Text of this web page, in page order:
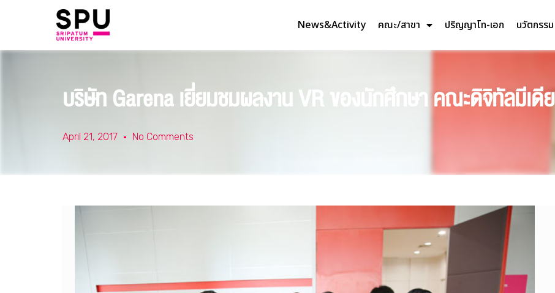
News&Activity คณะ/สาขา ปริญญาโท-เอก นวัตกรรม
​บริษัท Garena เยี่ยมชมผลงาน VR ของนักศึกษา คณะดิจิทัลมีเดีย
April 21, 2017 No Comments